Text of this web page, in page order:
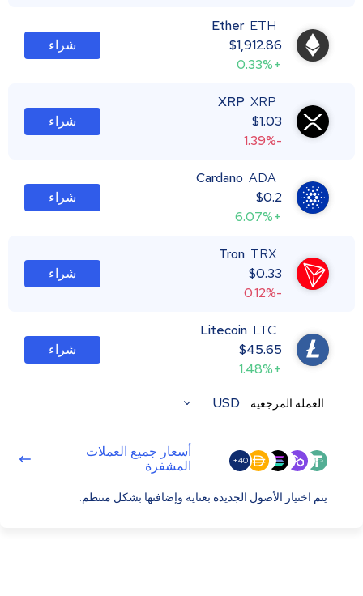
Ether ETH
$1,912.86
+0.33%
شراء
XRP XRP
$1.03
-1.39%
شراء
Cardano ADA
$0.2
+6.07%
شراء
Tron TRX
$0.33
-0.12%
شراء
Litecoin LTC
$45.65
+1.48%
شراء
العملة المرجعية: USD
40+
أسعار جميع العملات
المشفرة
يتم اختيار الأصول الجديدة بعناية وإضافتها بشكل منتظم.